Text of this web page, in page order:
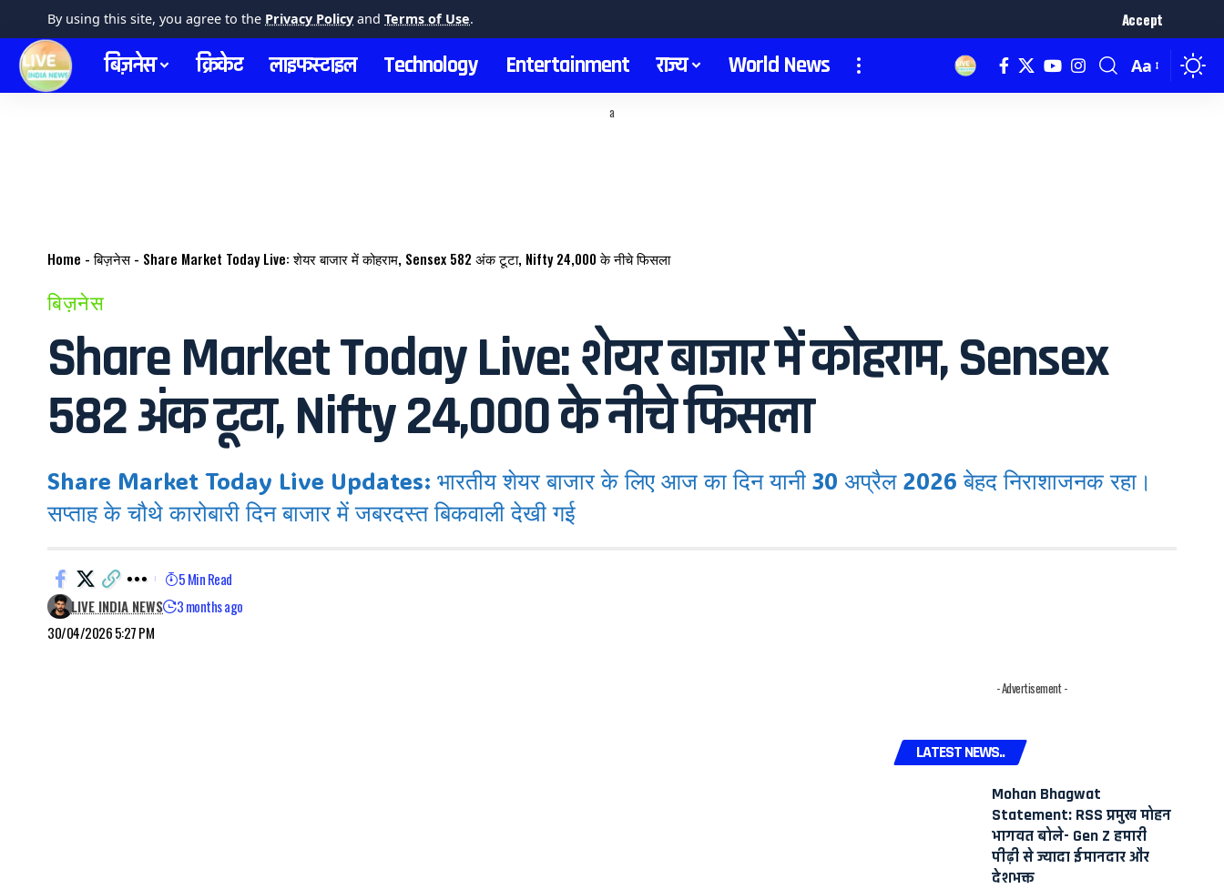
By using this site, you agree to the Privacy Policy and Terms of Use. Accept
बिज़नेस क्रिकेट लाइफस्टाइल Technology Entertainment राज्य World News Aa
a
Home -बिज़नेस- Share Market Today Live: शेयर बाजार में कोहराम, Sensex 582 अंक टूटा, Nifty 24,000 के नीचे फिसला
बिज़नेस
Share Market Today Live: शेयर बाजार में कोहराम, Sensex
582 अंक टूटा, Nifty 24,000 के नीचे फिसला
Share Market Today Live Updates: भारतीय शेयर बाजार के लिए आज का दिन यानी 30 अप्रैल 2026 बेहद निराशाजनक रहा।
सप्ताह के चौथे कारोबारी दिन बाजार में जबरदस्त बिकवाली देखी गई
30/04/2026 5:27 PM
LIVE INDIA NEWS 3 months ago
5 Min Read
- Advertisement -
LATEST NEWS..
Mohan Bhagwat
Statement: RSS प्रमुख मोहन
भागवत बोले- Gen Z हमारी
पीढ़ी से ज्यादा ईमानदार और
देशभक्त